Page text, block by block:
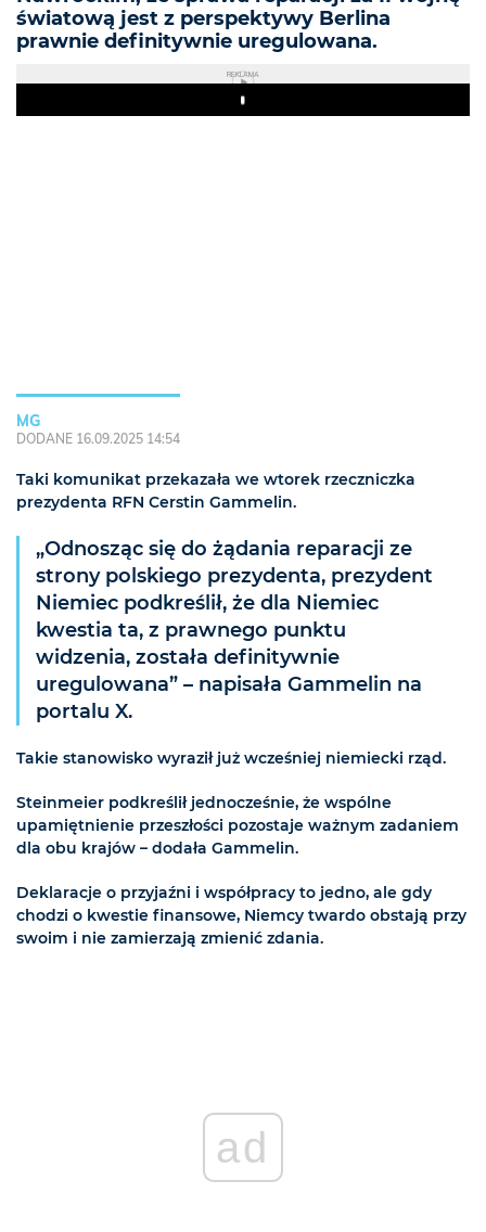
światową jest z perspektywy Berlina
prawnie definitywnie uregulowana.
REKLAMA
Play
MG
DODANE 16.09.2025 14:54
Taki komunikat przekazała we wtorek rzeczniczka
prezydenta RFN Cerstin Gammelin.
„Odnosząc się do żądania reparacji ze
strony polskiego prezydenta, prezydent
Niemiec podkreślił, że dla Niemiec
kwestia ta, z prawnego punktu
widzenia, została definitywnie
uregulowana” – napisała Gammelin na
portalu X.
Takie stanowisko wyraził już wcześniej niemiecki rząd.
Steinmeier podkreślił jednocześnie, że wspólne
upamiętnienie przeszłości pozostaje ważnym zadaniem
dla obu krajów – dodała Gammelin.
Deklaracje o przyjaźni i współpracy to jedno, ale gdy
chodzi o kwestie finansowe, Niemcy twardo obstają przy
swoim i nie zamierzają zmienić zdania.
ad